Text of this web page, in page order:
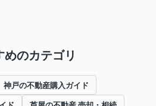
めのカテゴリ
神戸の不動産購入ガイド